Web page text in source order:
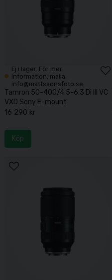
Ej i lager. För mer
information, maila
info@mattssonsfoto.se
Tamron 50-400/4.5-6.3 Di III VC
VXD Sony E-mount
16 290 kr
Köp